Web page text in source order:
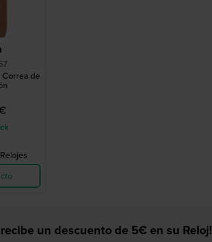
Correa de
recibe un descuento de 5€ en su Reloj!